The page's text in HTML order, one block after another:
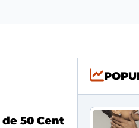
50 Cent